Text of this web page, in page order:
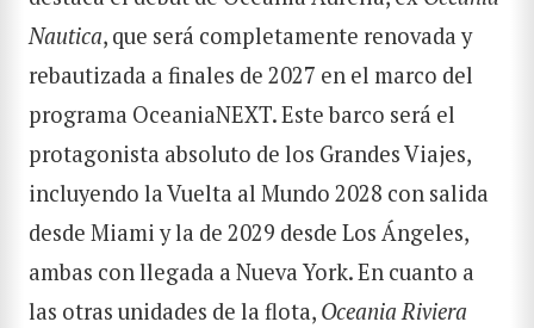
Nautica, que será completamente renovada y
rebautizada a finales de 2027 en el marco del
programa OceaniaNEXT. Este barco será el
protagonista absoluto de los Grandes Viajes,
incluyendo la Vuelta al Mundo 2028 con salida
desde Miami y la de 2029 desde Los Ángeles,
ambas con llegada a Nueva York. En cuanto a
las otras unidades de la flota, Oceania Riviera